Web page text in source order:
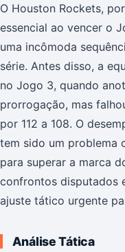
O Houston Rockets,
essencial ao vencer o
uma incômoda
série. Antes disso, a
no Jogo 3, quando
prorrogação, mas
por 112 a 108. O
tem sido um problema
para superar a marca
confrontos disputados
ajuste tático urgente
Análise Tática